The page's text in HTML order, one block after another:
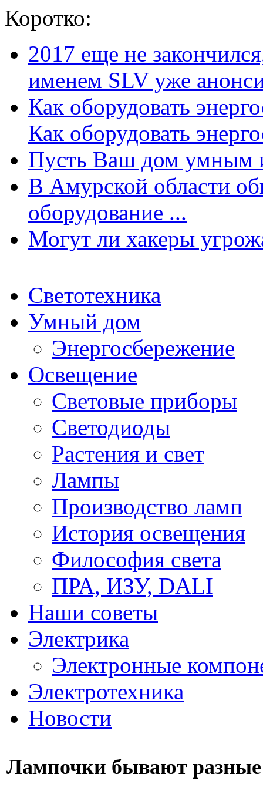
Коротко:
2017 еще не
именем SLV уже
Как оборудовать
Как оборудовать
Пусть Ваш дом умным
В Амурской области
оборудование ...
Могут ли хакеры
Светотехника
Умный дом
Энергосбережение
Освещение
Световые приборы
Светодиоды
Растения и свет
Лампы
Производство ламп
История освещения
Философия света
ПРА, ИЗУ, DALI
Наши советы
Электрика
Электронные
Электротехника
Новости
Лампочки бывают разные